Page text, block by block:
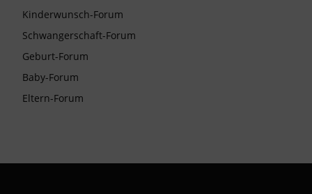
Kinderwunsch-Forum
Schwangerschaft-Forum
Geburt-Forum
Baby-Forum
Eltern-Forum